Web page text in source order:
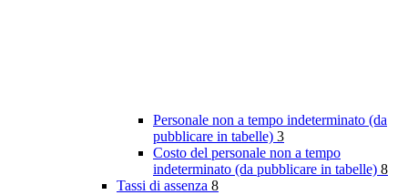
Personale non a tempo indeterminato (da
pubblicare in tabelle) 3
Costo del personale non a tempo
indeterminato (da pubblicare in tabelle) 8
Tassi di assenza 8